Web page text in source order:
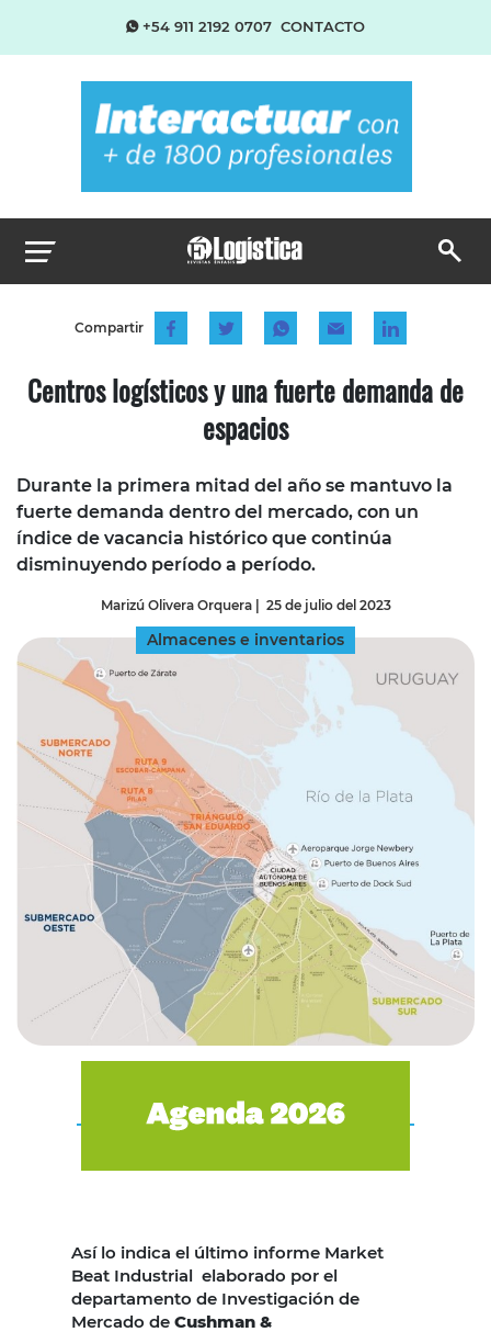
+54 911 2192 0707 CONTACTO
Compartir
Centros logísticos y una fuerte demanda de
espacios
Durante la primera mitad del año se mantuvo la
fuerte demanda dentro del mercado, con un
índice de vacancia histórico que continúa
disminuyendo período a período.
Marizú Olivera Orquera| 25 de julio del 2023
Almacenes e inventarios
Así lo indica el último informe Market
Beat Industrial elaborado por el
departamento de Investigación de
Mercado de Cushman &